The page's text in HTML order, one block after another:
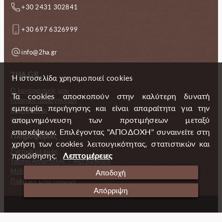
+30 2431 302841
+30 697 6326999
info@2ha.gr
2HA.GR
Ο λογαριασμός μου
Ιστορικό παραγγελιών
Επικοινωνία
Gallery
Πληροφορίες
Σχετικά με εμάς
Τρόποι Αποστολής – Μεταφορικά
Μέθοδοι πληρωμής
Πολιτική Επιστροφών
Copyright (c) 2024 2 Handmade Aprons
Η ιστοσελίδα χρησιμοποιεί cookies
Τα cookies αποσκοπούν στην καλύτερη δυνατή
εμπειρία περιήγησης και είναι απαραίτητα για την
απομνημόνευση των προτιμήσεων μεταξύ
επισκέψεων. Επιλέγοντας "ΑΠΟΔΟΧΗ" συναινείτε στη
χρήση των cookies λειτουγικότητας, στατιστικών και
προώθησης.
Λεπτομέρειες
Αποδοχή
Απόρριψη